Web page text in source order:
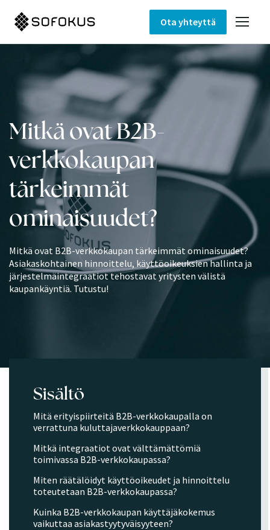
Ota yhteyttä
Mitkä ovat B2B-
verkkokaupan
tärkeimmät
ominaisuudet?
Mitkä ovat B2B-verkkokaupan tärkeimmät ominaisuudet?
Asiakaskohtainen hinnoittelu, käyttöoikeuksien hallinta ja
järjestelmäintegraatiot tehostavat yritysten välistä
kaupankäyntiä. Tutustu!
Sisältö
Mitä erityispiirteitä B2B-verkkokaupalla on
verrattuna kuluttajaverkkokauppaan?
Mitkä integraatiot ovat välttämättömiä
toimivassa B2B-verkkokaupassa?
Miten räätälöidyt käyttöoikeudet ja hinnoittelu
toteutetaan B2B-verkkokaupassa?
Kuinka B2B-verkkokaupan käyttäjäkokemus
vaikuttaa asiakastyytyväisyyteen?